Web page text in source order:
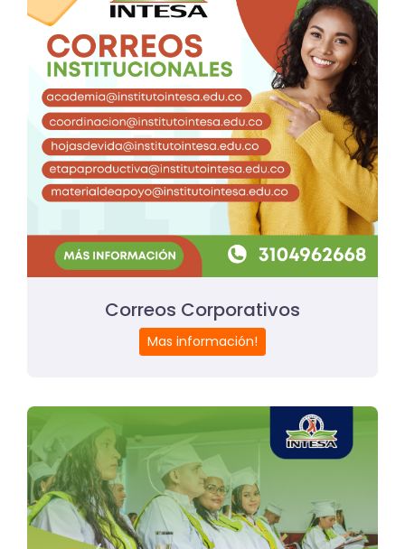
Correos Corporativos
Mas información!